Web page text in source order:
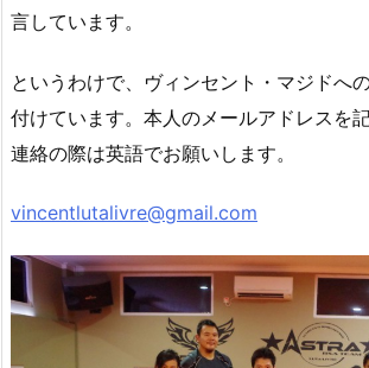
言しています。
というわけで、ヴィンセント・マジドへ
付けています。本人のメールアドレスを
連絡の際は英語でお願いします。
vincentlutalivre@gmail.com